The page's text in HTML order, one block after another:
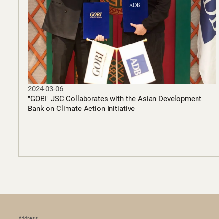
2024-03-06
"GOBI" JSC Collaborates with the Asian Development
Bank on Climate Action Initiative